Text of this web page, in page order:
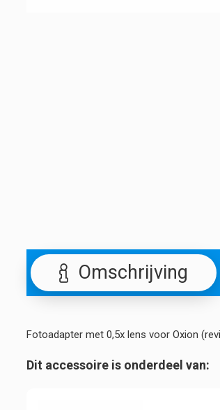
Omschrijving
Fotoadapter met 0,5x lens voor Oxion
Dit accessoire is onderdeel van: